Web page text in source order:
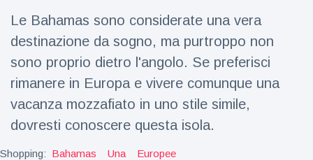
Ultime notizie
Dylan
Sprouse e
Barbara
rivelano di
15 July
50
Visualizzazioni
Le Bahamas sono considerate una vera
destinazione da sogno, ma purtroppo non
sono proprio dietro l'angolo. Se preferisci
rimanere in Europa e vivere comunque una
vacanza mozzafiato in uno stile simile,
dovresti conoscere questa isola.
Shopping: Bahamas Una Europee